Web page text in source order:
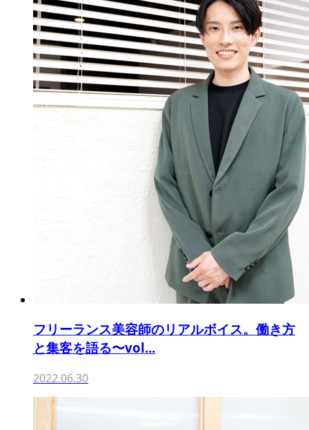
フリーランス美容師のリアルボイス。働き方
と集客を語る〜vol...
2022.06.30